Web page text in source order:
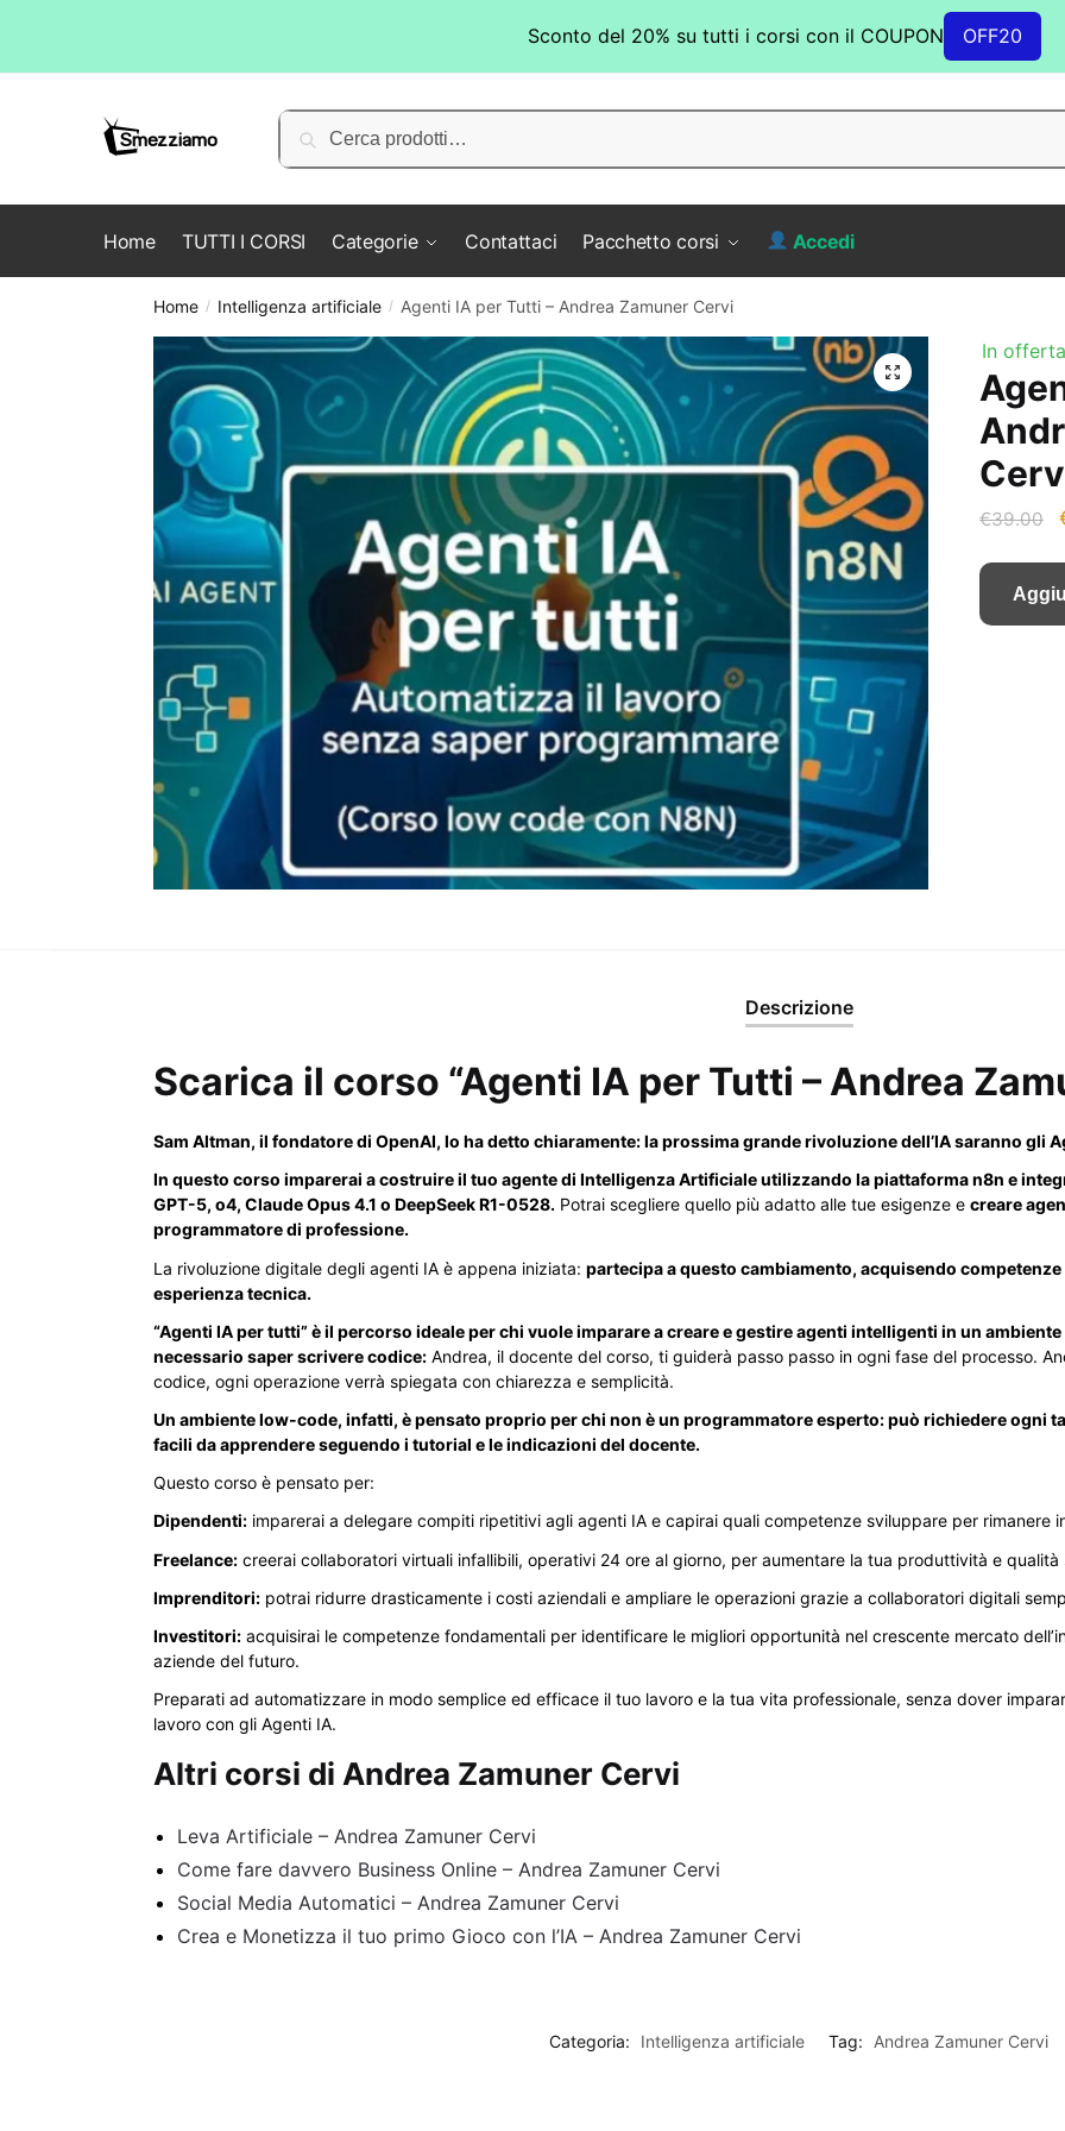
Cerca:
Cerca
Home TUTTI I CORSI Categorie Contattaci Pacchetto corsi Accedi
Home / Intelligenza artificiale / Agenti IA per Tutti – Andrea Zamuner Cervi
In
€39.00
Descrizione
Scarica il corso “Agenti IA per Tutti – Andrea
Sam Altman, il fondatore di OpenAI, lo ha detto chiaramente: la prossima grande rivoluzione dell’IA saranno gli
In questo corso imparerai a costruire il tuo agente di Intelligenza Artificiale utilizzando la piattaforma n8n e
GPT-5, o4, Claude Opus 4.1 o DeepSeek R1-0528.Potrai scegliere quello più adatto alle tue esigenze e creare
programmatore di professione.
La rivoluzione digitale degli agenti IA è appena iniziata: partecipa a questo cambiamento, acquisendo
esperienza tecnica.
“Agenti IA per tutti” è il percorso ideale per chi vuole imparare a creare e gestire agenti intelligenti in un
necessario saper scrivere codice:Andrea, il docente del corso, ti guiderà passo passo in ogni fase del processo.
codice, ogni operazione verrà spiegata con chiarezza e semplicità.
Un ambiente low-code, infatti, è pensato proprio per chi non è un programmatore esperto: può richiedere ogni
facili da apprendere seguendo i tutorial e le indicazioni del docente.
Questo corso è pensato per:
Dipendenti:imparerai a delegare compiti ripetitivi agli agenti IA e capirai quali competenze sviluppare per rimanere
Freelance:creerai collaboratori virtuali infallibili, operativi 24 ore al giorno, per aumentare la tua produttività e
Imprenditori:potrai ridurre drasticamente i costi aziendali e ampliare le operazioni grazie a collaboratori digitali
Investitori:acquisirai le competenze fondamentali per identificare le migliori opportunità nel crescente mercato
aziende del futuro.
Preparati ad automatizzare in modo semplice ed efficace il tuo lavoro e la tua vita professionale, senza dover
lavoro con gli Agenti IA.
Altri corsi di Andrea Zamuner Cervi
Leva Artificiale – Andrea Zamuner Cervi
Come fare davvero Business Online – Andrea Zamuner Cervi
Social Media Automatici – Andrea Zamuner Cervi
Crea e Monetizza il tuo primo Gioco con l’IA – Andrea Zamuner Cervi
Categoria: Intelligenza artificiale Tag: Andrea Zamuner Cervi
Sconto del 20% su tutti i corsi con il COUPON OFF20